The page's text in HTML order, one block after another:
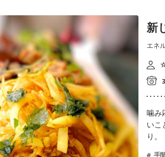
新
エネ
噛み
いこ
り。
手